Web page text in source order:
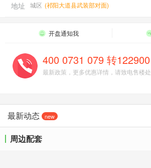
地址
城区 (祁阳大道县武装部对面)
开盘通知我
400 0731 079 转122900
最新政策，更多优惠详情，请致电售楼处
最新动态 new
周边配套